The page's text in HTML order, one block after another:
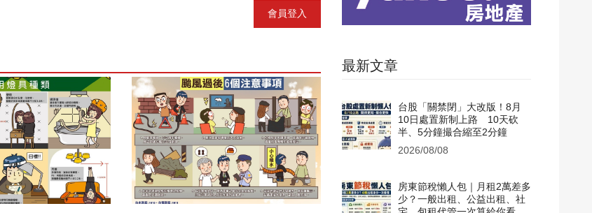
最新文章
台股「關禁閉」大改版！8月
10日處置新制上路 10天砍
半、5分鐘撮合縮至2分鐘
2026/08/08
房東節稅懶人包｜月租2萬差多
少？一般出租、公益出租、社
會員登入